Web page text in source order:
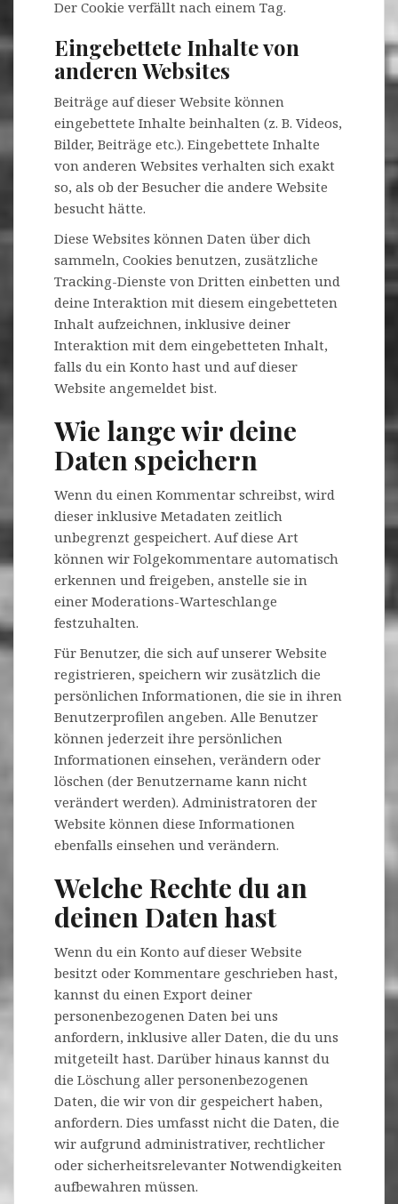
Der Cookie verfällt nach einem Tag.
Eingebettete Inhalte von
anderen Websites
Beiträge auf dieser Website können
eingebettete Inhalte beinhalten (z. B. Videos,
Bilder, Beiträge etc.). Eingebettete Inhalte
von anderen Websites verhalten sich exakt
so, als ob der Besucher die andere Website
besucht hätte.
Diese Websites können Daten über dich
sammeln, Cookies benutzen, zusätzliche
Tracking-Dienste von Dritten einbetten und
deine Interaktion mit diesem eingebetteten
Inhalt aufzeichnen, inklusive deiner
Interaktion mit dem eingebetteten Inhalt,
falls du ein Konto hast und auf dieser
Website angemeldet bist.
Wie lange wir deine
Daten speichern
Wenn du einen Kommentar schreibst, wird
dieser inklusive Metadaten zeitlich
unbegrenzt gespeichert. Auf diese Art
können wir Folgekommentare automatisch
erkennen und freigeben, anstelle sie in
einer Moderations-Warteschlange
festzuhalten.
Für Benutzer, die sich auf unserer Website
registrieren, speichern wir zusätzlich die
persönlichen Informationen, die sie in ihren
Benutzerprofilen angeben. Alle Benutzer
können jederzeit ihre persönlichen
Informationen einsehen, verändern oder
löschen (der Benutzername kann nicht
verändert werden). Administratoren der
Website können diese Informationen
ebenfalls einsehen und verändern.
Welche Rechte du an
deinen Daten hast
Wenn du ein Konto auf dieser Website
besitzt oder Kommentare geschrieben hast,
kannst du einen Export deiner
personenbezogenen Daten bei uns
anfordern, inklusive aller Daten, die du uns
mitgeteilt hast. Darüber hinaus kannst du
die Löschung aller personenbezogenen
Daten, die wir von dir gespeichert haben,
anfordern. Dies umfasst nicht die Daten, die
wir aufgrund administrativer, rechtlicher
oder sicherheitsrelevanter Notwendigkeiten
aufbewahren müssen.